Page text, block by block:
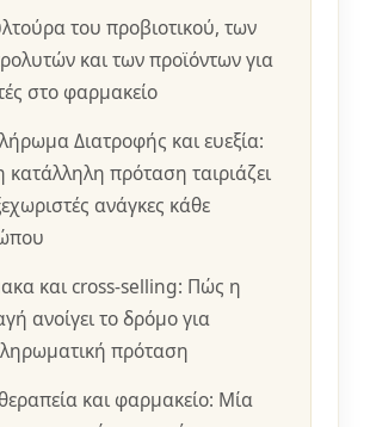
του προβιοτικού, των
και των προϊόντων για
στο φαρμακείο
Διατροφής και ευεξία:
πρόταση ταιριάζει
ανάγκες κάθε
και cross-selling: Πώς η
ανοίγει το δρόμο για
πρόταση
και φαρμακείο: Μία